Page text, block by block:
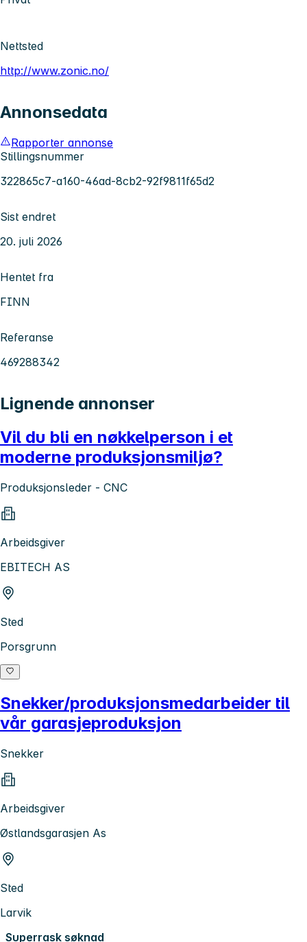
Nettsted
http://www.zonic.no/
Annonsedata
Rapporter annonse
Stillingsnummer
322865c7-a160-46ad-8cb2-92f9811f65d2
Sist endret
20. juli 2026
Hentet fra
FINN
Referanse
469288342
Lignende annonser
Vil du bli en nøkkelperson i et
moderne produksjonsmiljø?
Produksjonsleder - CNC
Arbeidsgiver
EBITECH AS
Sted
Porsgrunn
Snekker/produksjonsmedarbeider til
vår garasjeproduksjon
Snekker
Arbeidsgiver
Østlandsgarasjen As
Sted
Larvik
Superrask søknad